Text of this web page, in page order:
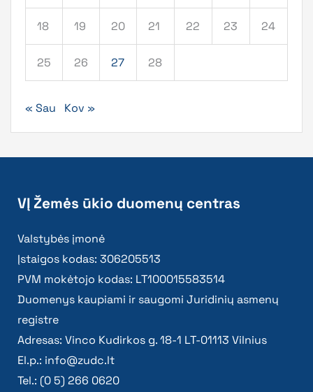
18 19 20 21 22 23 24
25 26 27 28
« Sau Kov »
VĮ Žemės ūkio duomenų centras
Valstybės įmonė
Įstaigos kodas: 306205513
PVM mokėtojo kodas: LT100015583514
Duomenys kaupiami ir saugomi Juridinių asmenų
registre
Adresas: Vinco Kudirkos g. 18-1 LT-01113 Vilnius
El.p.: info@zudc.lt
Tel.: (0 5) 266 0620